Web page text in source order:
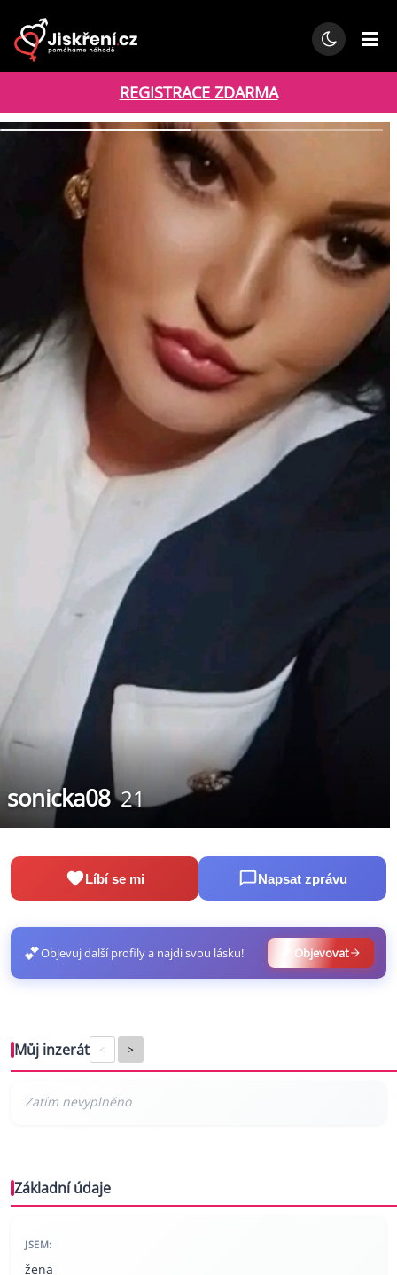
REGISTRACE ZDARMA
sonicka08 21
Líbí se mi Napsat zprávu
💕Objevuj další profily a najdi svou lásku! 💕 Objevovat
Můj inzerát < >
Základní údaje
JSEM:
žena